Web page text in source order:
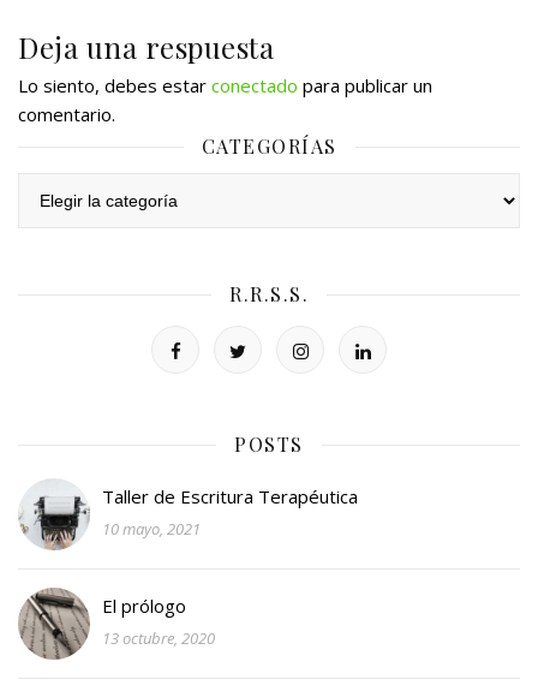
Deja una respuesta
Lo siento, debes estar conectado para publicar un
comentario.
CATEGORÍAS
R.R.S.S.
POSTS
Taller de Escritura Terapéutica
10 mayo, 2021
El prólogo
13 octubre, 2020